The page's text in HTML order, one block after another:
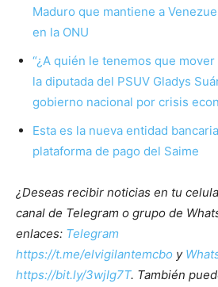
Maduro que mantiene a
en la ONU
“¿A quién le tenemos que
la diputada del PSUV Gladys
gobierno nacional por crisis
Esta es la nueva entidad
plataforma de pago del Saime
¿Deseas recibir noticias en tu
canal de Telegram o grupo de
enlaces: Telegram
https://t.me/elvigilantemcbo y
https://bit.ly/3wjIg7T. También